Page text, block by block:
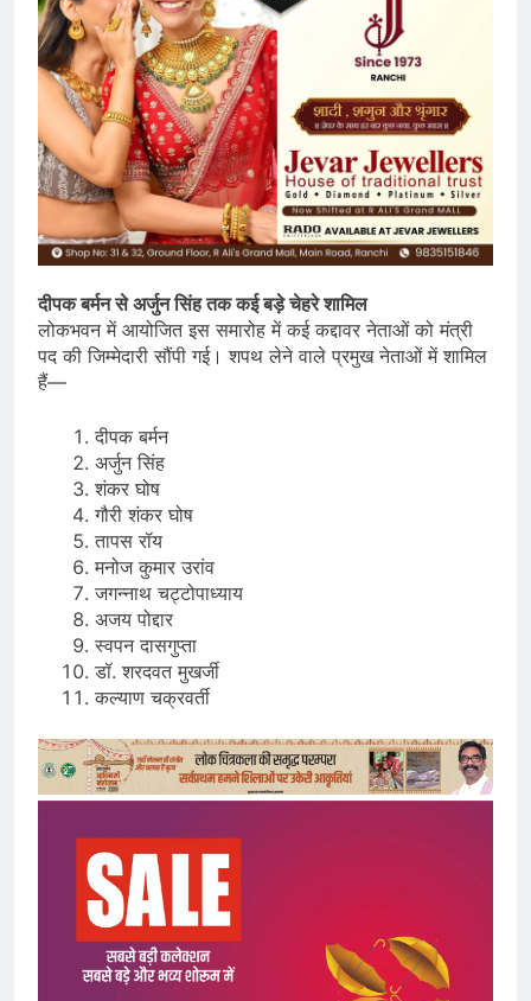
दीपक बर्मन से अर्जुन सिंह तक कई बड़े चेहरे शामिल
लोकभवन में आयोजित इस समारोह में कई कद्दावर नेताओं को मंत्री
पद की जिम्मेदारी सौंपी गई। शपथ लेने वाले प्रमुख नेताओं में शामिल
हैं—
दीपक बर्मन
अर्जुन सिंह
शंकर घोष
गौरी शंकर घोष
तापस रॉय
मनोज कुमार उरांव
जगन्नाथ चट्टोपाध्याय
अजय पोद्दार
स्वपन दासगुप्ता
डॉ. शरदवत मुखर्जी
कल्याण चक्रवर्ती